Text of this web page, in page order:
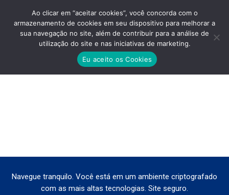
ARTE-PENHA-ENDERECO
Você está aqui:
Navegue tranquilo. Você está em um ambiente criptografado
com as mais altas tecnologias. Site seguro.
Ao clicar em “aceitar cookies”, você concorda com o
armazenamento de cookies em seu dispositivo para melhorar a
sua navegação no site, além de contribuir para a análise de
utilização do site e nas iniciativas de marketing.
Eu aceito os Cookies